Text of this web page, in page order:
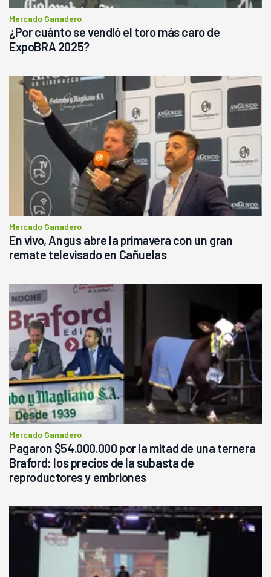
Mercado Ganadero
¿Por cuánto se vendió el toro más caro de
ExpoBRA 2025?
Mercado Ganadero
En vivo, Angus abre la primavera con un gran
remate televisado en Cañuelas
Mercado Ganadero
Pagaron $54.000.000 por la mitad de una ternera
Braford: los precios de la subasta de
reproductores y embriones